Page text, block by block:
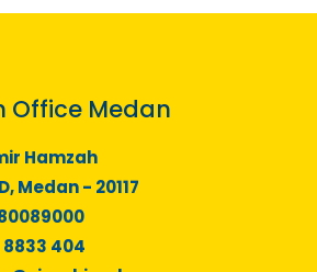
Office Medan
Hamzah
Medan - 20117
8833 404